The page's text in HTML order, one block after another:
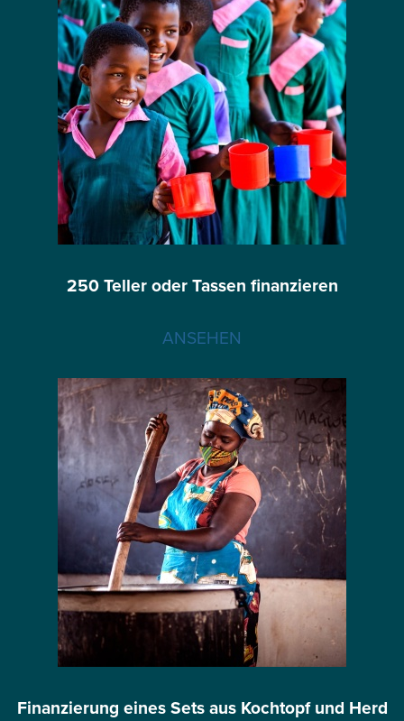
250 Teller oder Tassen finanzieren
ANSEHEN
Finanzierung eines Sets aus Kochtopf und Herd